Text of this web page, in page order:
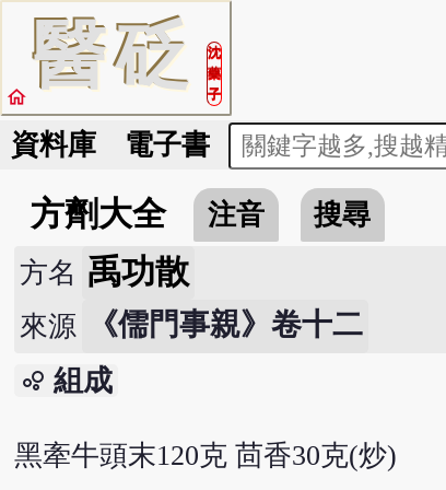
醫砭
沈
藥
子
home
資料庫 電子書
方劑大全 注音 搜尋
方名 禹功散
來源 《儒門事親》卷十二
bubble_chart 組成
黑牽牛頭末120克 茴香30克(炒)